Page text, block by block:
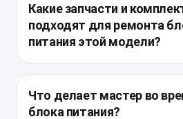
работает с заметной
кабель, штекер и силовая
некоторых ревизий
мощности и разъёму БП,
комплектации.
Какие запчасти и
подходят для ремонта
питания этой модели?
напряжением, силой тока и
Что делает мастер во
блока питания?